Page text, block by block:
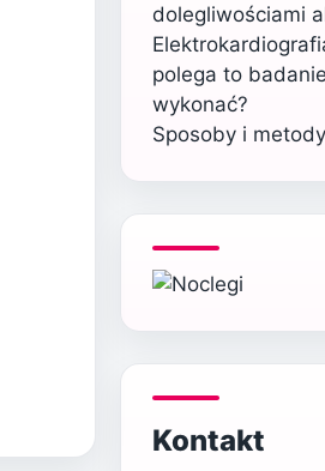
dolegliwościami
polega to
wykonać?
Sposoby i
Kontakt